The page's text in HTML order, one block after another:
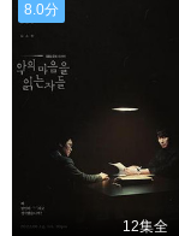
8.0分
12集全